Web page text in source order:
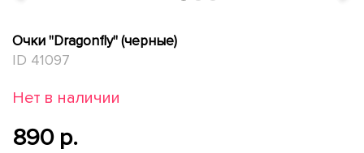
Очки "Dragonfly" (черные)
ID 41097
Нет в наличии
890 p.